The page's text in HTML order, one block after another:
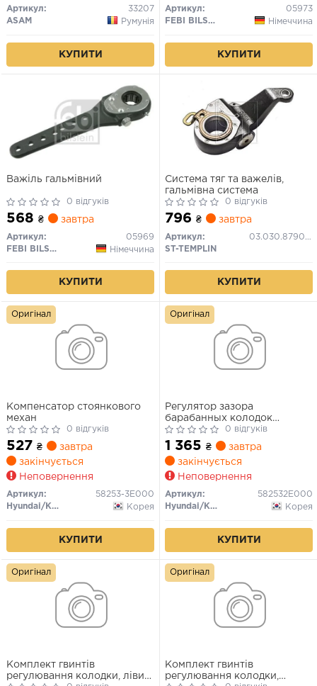
Артикул:
33207
ASAM
Румунія
КУПИТИ
Артикул:
05973
FEBI BILSTEIN
Німеччина
КУПИТИ
Важіль гальмівний
0 відгуків
568 ₴ завтра
Артикул:
05969
FEBI BILSTEIN
Німеччина
КУПИТИ
Система тяг та важелів,
гальмівна система
0 відгуків
796 ₴ завтра
Артикул:
03.030.8790.030
ST-TEMPLIN
КУПИТИ
Компенсатор стоянкового
механ
0 відгуків
527 ₴
завтра
закінчується
Неповернення
Артикул:
58253-3E000
Hyundai/Kia/Mobis
Корея
КУПИТИ
Оригінал
Регулятор зазора
барабанных колодок
KIA/HYUNDAI SPORTAGE
2004.04->2010.01/
MAGENTIS
0 відгуків
1 365 ₴
завтра
закінчується
Неповернення
Артикул:
582532E000
Hyundai/Kia/Mobis
Корея
КУПИТИ
Оригінал
Комплект гвинтів
регулювання колодки, лівий
Оригінал
Комплект гвинтів
регулювання колодки,
Оригінал